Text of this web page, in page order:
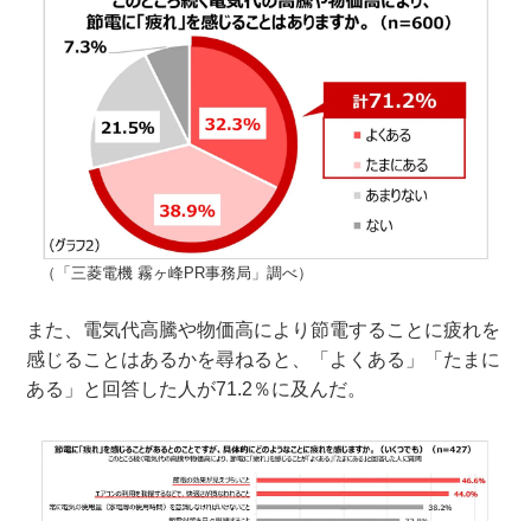
（「三菱電機 霧ヶ峰PR事務局」調べ）
また、電気代高騰や物価高により節電することに疲れを
感じることはあるかを尋ねると、「よくある」「たまに
ある」と回答した人が71.2％に及んだ。